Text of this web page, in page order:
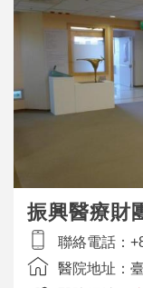
振興醫療財
聯絡電話：
醫院地址：